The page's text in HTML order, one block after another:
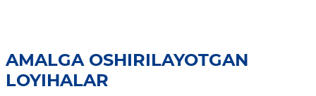
AMALGA OSHIRILAYOTGAN
LOYIHALAR